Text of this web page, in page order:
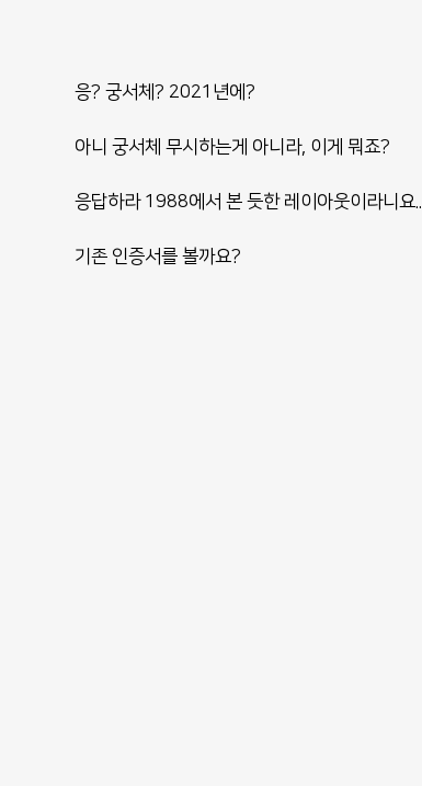
응? 궁서체? 2021년에?
아니 궁서체 무시하는게 아니라, 이게 뭐죠?
응답하라 1988에서 본 듯한 레이아웃이라니요..
기존 인증서를 볼까요?